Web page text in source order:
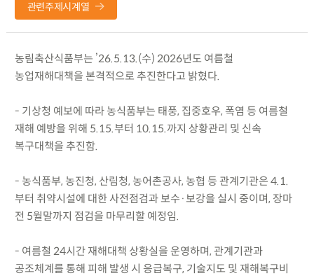
관련주제시계열
농림축산식품부는 ’26.5.13.(수) 2026년도 여름철
농업재해대책을 본격적으로 추진한다고 밝혔다.
- 기상청 예보에 따라 농식품부는 태풍, 집중호우, 폭염 등 여름철
재해 예방을 위해 5.15.부터 10.15.까지 상황관리 및 신속
복구대책을 추진함.
- 농식품부, 농진청, 산림청, 농어촌공사, 농협 등 관계기관은 4.1.
부터 취약시설에 대한 사전점검과 보수·보강을 실시 중이며, 장마
전 5월말까지 점검을 마무리할 예정임.
- 여름철 24시간 재해대책 상황실을 운영하며, 관계기관과
공조체계를 통해 피해 발생 시 응급복구, 기술지도 및 재해복구비